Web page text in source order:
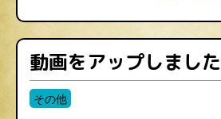
動画をアップしました
その他